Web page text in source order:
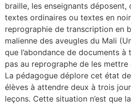
braille, les enseignants déposent,
textes ordinaires ou textes en
reprographie de transcription en
malienne des aveugles du Mali
que l’abondance de documents à
pas au reprographe de les
La pédagogue déplore cet état
élèves à attendre deux à trois
leçons. Cette situation n’est que